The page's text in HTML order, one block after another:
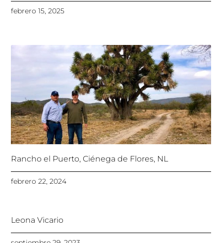
febrero 15, 2025
Rancho el Puerto, Ciénega de Flores, NL
febrero 22, 2024
Leona Vicario